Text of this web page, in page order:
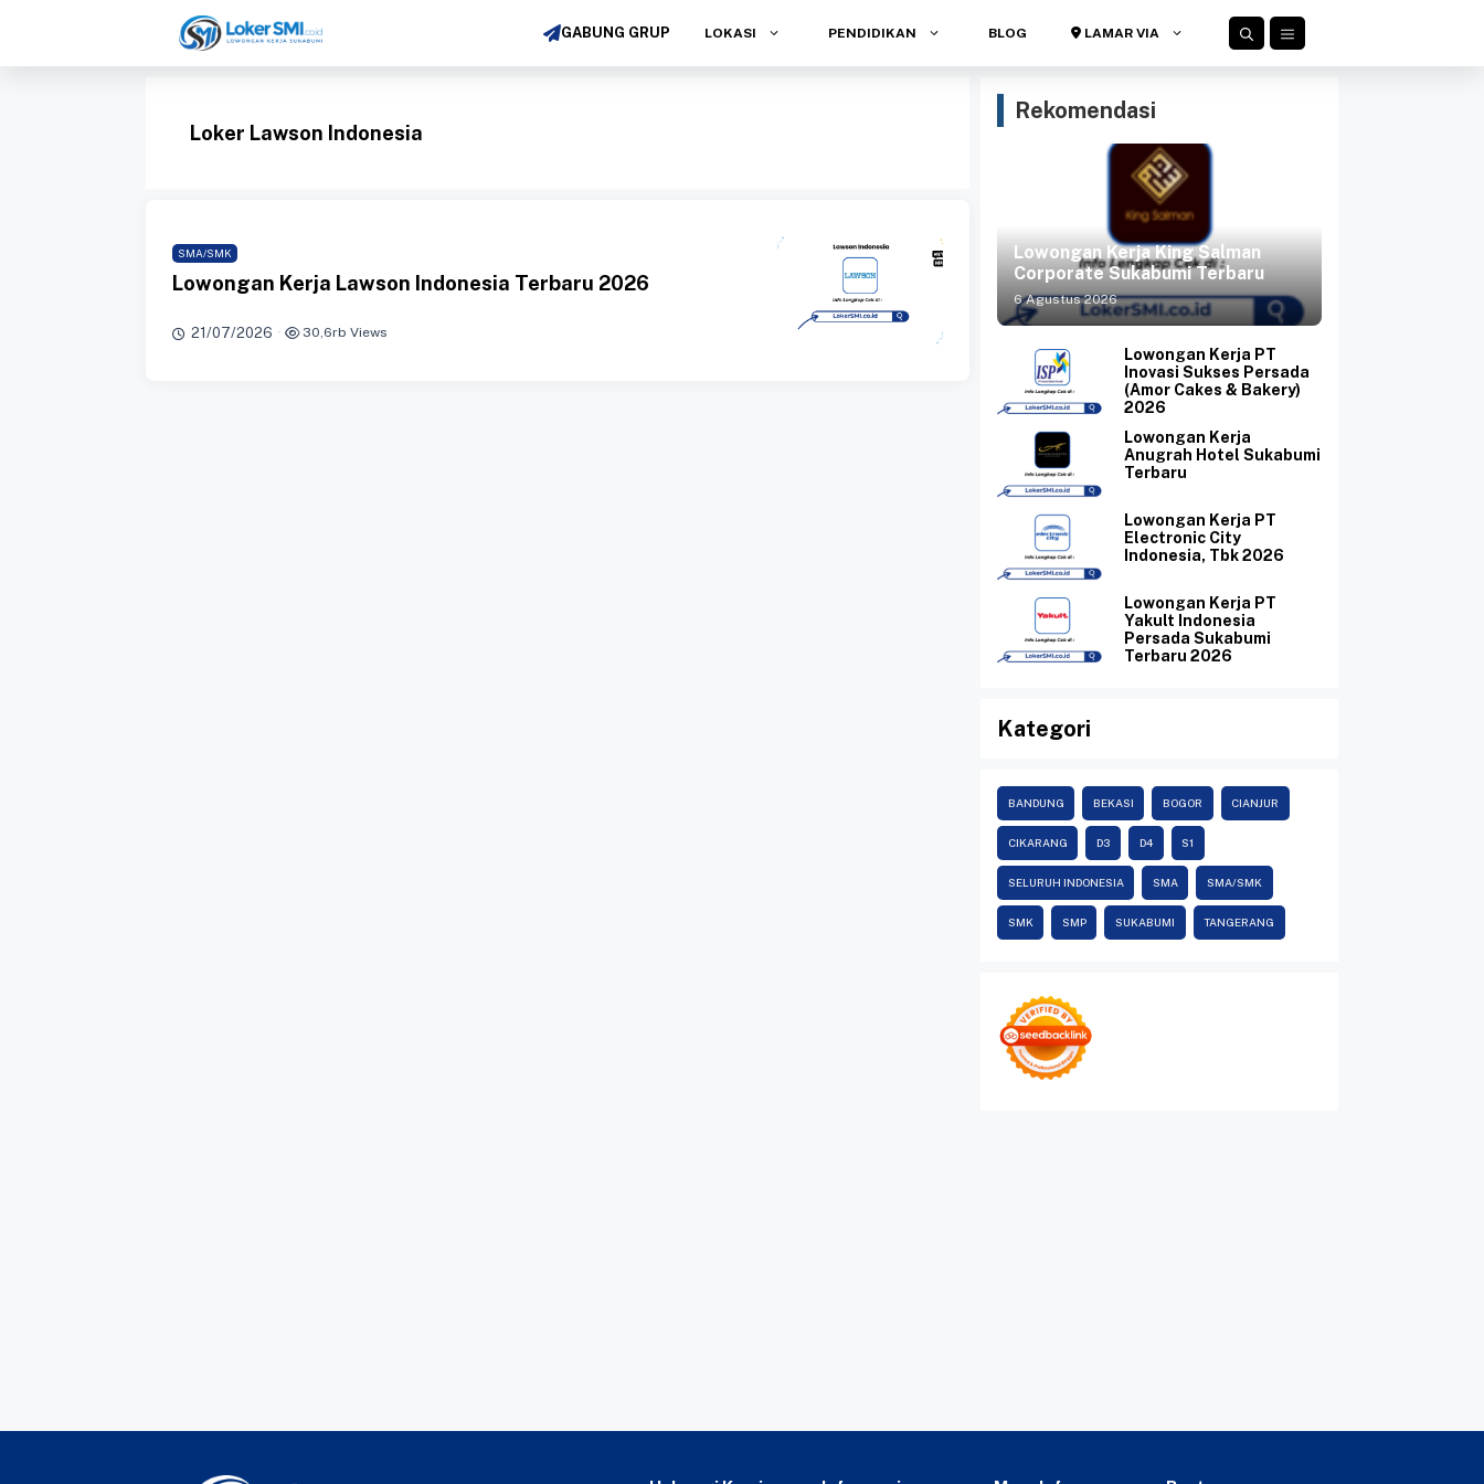
isi
GABUNG GRUP LOKASI PENDIDIKAN BLOG LAMAR VIA
Loker Lawson Indonesia
SMA/SMK
Lowongan Kerja Lawson Indonesia Terbaru 2026
21/07/2026 · 30,6rb Views
Rekomendasi
Lowongan Kerja King Salman
Corporate Sukabumi Terbaru
6 Agustus 2026
Lowongan Kerja PT
Inovasi Sukses Persada
(Amor Cakes & Bakery)
2026
Lowongan Kerja
Anugrah Hotel Sukabumi
Terbaru
Lowongan Kerja PT
Electronic City
Indonesia, Tbk 2026
Lowongan Kerja PT
Yakult Indonesia
Persada Sukabumi
Terbaru 2026
Kategori
BANDUNG BEKASI BOGOR CIANJUR
CIKARANG D3 D4 S1
SELURUH INDONESIA SMA SMA/SMK
SMK SMP SUKABUMI TANGERANG